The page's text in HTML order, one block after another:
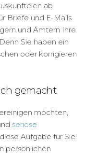
ab.
Briefe und E-Mails
und Ämtern Ihre
Sie haben ein
oder korrigieren
gemacht
möchten,
seriöse
Aufgabe für Sie.
persönlichen